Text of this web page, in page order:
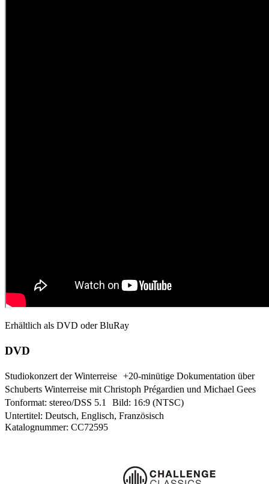
Erhältlich als DVD oder BluRay
DVD
Studiokonzert der Winterreise +20-minütige Dokumentation über
Schuberts Winterreise mit Christoph Prégardien und Michael Gees
Tonformat: stereo/DSS 5.1 Bild: 16:9 (NTSC)
Untertitel: Deutsch, Englisch, Französisch
Katalognummer: CC72595